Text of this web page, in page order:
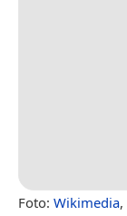
Foto: Wikimedia,